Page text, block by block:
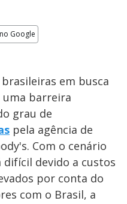
Google
em busca
uma barreira
grau de
pela agência de
Com o cenário
difícil devido a custos
por conta do
com o Brasil, a